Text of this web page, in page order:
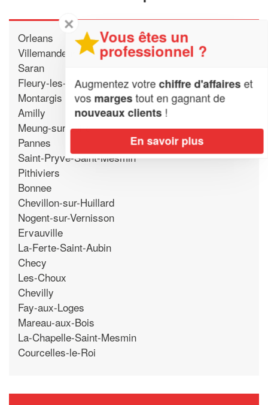
Orleans
Villemandeur
Saran
Fleury-les-Aubrais
Montargis
Amilly
Meung-sur-Loire
Pannes
Saint-Pryve-Saint-Mesmin
Pithiviers
Bonnee
Chevillon-sur-Huillard
Nogent-sur-Vernisson
Ervauville
La-Ferte-Saint-Aubin
Checy
Les-Choux
Chevilly
Fay-aux-Loges
Mareau-aux-Bois
La-Chapelle-Saint-Mesmin
Courcelles-le-Roi
✕
Vous êtes un
professionnel ?
Augmentez votrechiffre d'affaireset
vos margestout en gagnant de
nouveaux clients!
En savoir plus